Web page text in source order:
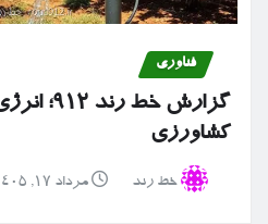
فناوری
گزارش خط
کشاورزی
خط رند مرداد ۱۷, ۱۴۰۵